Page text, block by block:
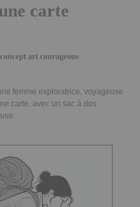
carte
art courageous
femme exploratrice, voyageuse
carte, avec un sac à dos